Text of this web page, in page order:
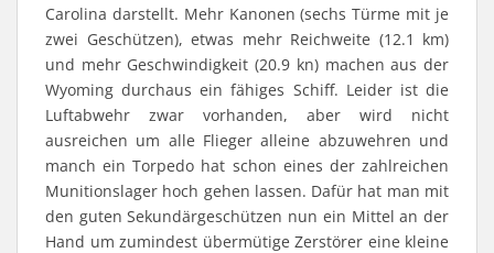
Carolina darstellt. Mehr Kanonen (sechs Türme mit je
zwei Geschützen), etwas mehr Reichweite (12.1 km)
und mehr Geschwindigkeit (20.9 kn) machen aus der
Wyoming durchaus ein fähiges Schiff. Leider ist die
Luftabwehr zwar vorhanden, aber wird nicht
ausreichen um alle Flieger alleine abzuwehren und
manch ein Torpedo hat schon eines der zahlreichen
Munitionslager hoch gehen lassen. Dafür hat man mit
den guten Sekundärgeschützen nun ein Mittel an der
Hand um zumindest übermütige Zerstörer eine kleine